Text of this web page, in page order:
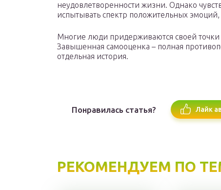
неудовлетворенности жизни. Однако
испытывать спектр положительных
Многие люди придерживаются своей точки
Завышенная самооценка – полная
отдельная история.
Понравилась статья? Лайк
РЕКОМЕНДУЕМ ПО